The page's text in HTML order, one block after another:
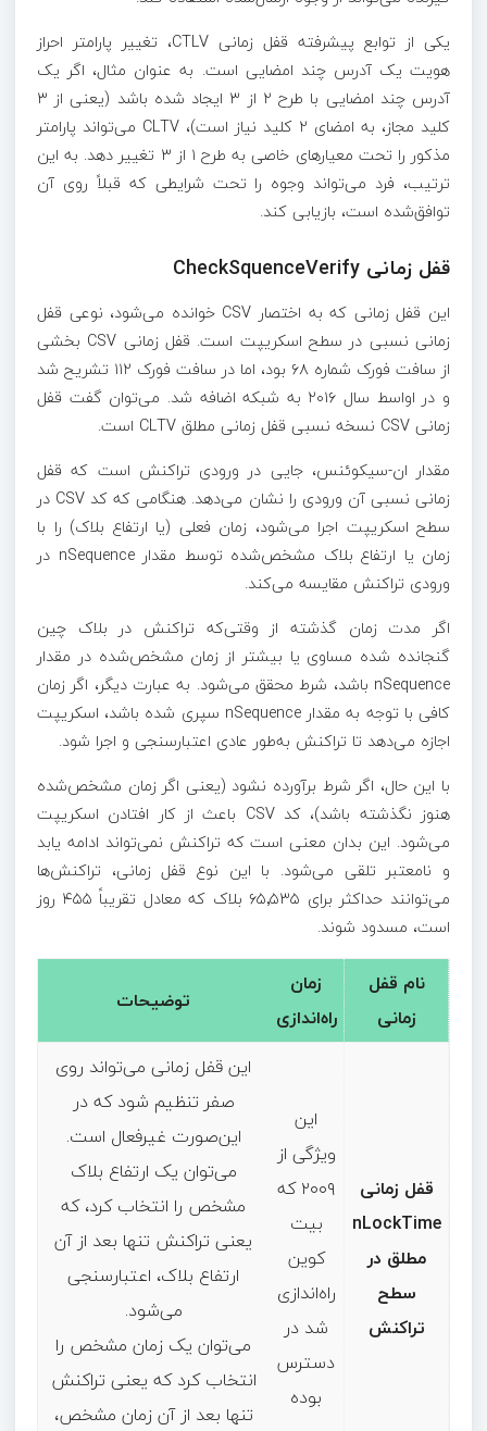
یکی از توابع پیشرفته قفل زمانی CTLV، تغییر پارامتر احراز
هویت یک آدرس چند امضایی است. به عنوان مثال، اگر یک
آدرس چند امضایی با طرح ۲ از ۳ ایجاد شده باشد (یعنی از ۳
کلید مجاز، به امضای ۲ کلید نیاز است)، CLTV می‌تواند پارامتر
مذکور را تحت معیارهای خاصی به طرح ۱ از ۳ تغییر دهد. به این
ترتیب، فرد می‌تواند وجوه را تحت شرایطی که قبلاً روی آن
توافق‌شده است، بازیابی کند.
قفل زمانی CheckSquenceVerify
این قفل زمانی که به اختصار CSV خوانده می‌شود، نوعی قفل
زمانی نسبی در سطح اسکریپت است. قفل زمانی CSV بخشی
از سافت فورک شماره ۶۸ بود، اما در سافت فورک ۱۱۲ تشریح شد
و در اواسط سال ۲۰۱۶ به شبکه اضافه شد. می‌توان گفت قفل
زمانی CSV نسخه نسبی قفل زمانی مطلق CLTV است.
مقدار ان-سیکوئنس، جایی در ورودی تراکنش است که قفل
زمانی نسبی آن ورودی را نشان می‌دهد. هنگامی که کد CSV در
سطح اسکریپت اجرا می‌شود، زمان فعلی (یا ارتفاع بلاک) را با
زمان یا ارتفاع بلاک مشخص‌شده توسط مقدار nSequence در
ورودی تراکنش مقایسه می‌کند.
اگر مدت زمان گذشته از وقتی‌که تراکنش در بلاک چین
گنجانده شده مساوی یا بیشتر از زمان مشخص‌شده در مقدار
nSequence باشد، شرط محقق می‌شود. به عبارت دیگر، اگر زمان
کافی با توجه به مقدار nSequence سپری شده باشد، اسکریپت
اجازه می‌دهد تا تراکنش به‌طور عادی اعتبارسنجی و اجرا شود.
با این حال، اگر شرط برآورده نشود (یعنی اگر زمان مشخص‌شده
هنوز نگذشته باشد)، کد CSV باعث از کار افتادن اسکریپت
می‌شود. این بدان معنی است که تراکنش نمی‌تواند ادامه یابد
و نامعتبر تلقی می‌شود. با این نوع قفل زمانی، تراکنش‌ها
می‌توانند حداکثر برای ۶۵٬۵۳۵ بلاک که معادل تقریباً ۴۵۵ روز
است، مسدود شوند.
نام قفل
زمانی
زمان
راه‌اندازی
توضیحات
قفل زمانی
nLockTime
مطلق در
سطح
تراکنش
این
ویژگی از
۲۰۰۹ که
بیت
کوین
راه‌اندازی
شد در
دسترس
بوده
این قفل زمانی می‌تواند روی
صفر تنظیم شود که در
این‌صورت غیرفعال است.
می‌توان یک ارتفاع بلاک
مشخص را انتخاب کرد، که
یعنی تراکنش تنها بعد از آن
ارتفاع بلاک، اعتبارسنجی
می‌شود.
می‌توان یک زمان مشخص را
انتخاب کرد که یعنی تراکنش
تنها بعد از آن زمان مشخص،